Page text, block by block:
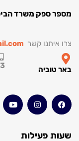
מספר ספק משרד הביטחון
צרו איתנו קשר
באר טוביה
שעות פעילות